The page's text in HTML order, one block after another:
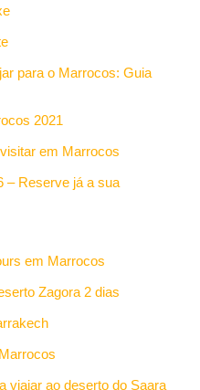
para o Marrocos: Guia
2021
em Marrocos
– Reserve já a sua
em Marrocos
Zagora 2 dias
viajar ao deserto do Saara